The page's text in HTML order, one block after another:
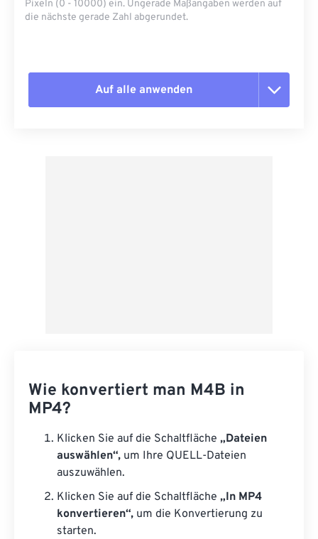
Pixeln (0 - 10000) ein. Ungerade Maßangaben werden auf
die nächste gerade Zahl abgerundet.
Auf alle anwenden
Wie konvertiert man M4B in
MP4?
Klicken Sie auf die Schaltfläche „Dateien
auswählen“, um Ihre QUELL-Dateien
auszuwählen.
Klicken Sie auf die Schaltfläche „In MP4
konvertieren“, um die Konvertierung zu
starten.